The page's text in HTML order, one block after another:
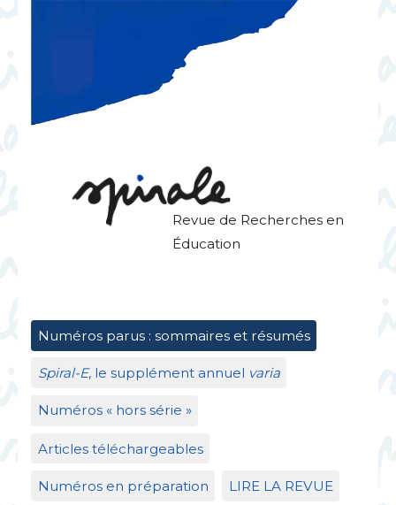
Revue de Recherches en
Éducation
Numéros parus : sommaires et résumés
Spiral-E, le supplément annuel varia
Numéros « hors série »
Articles téléchargeables
Numéros en préparation LIRE LA REVUE